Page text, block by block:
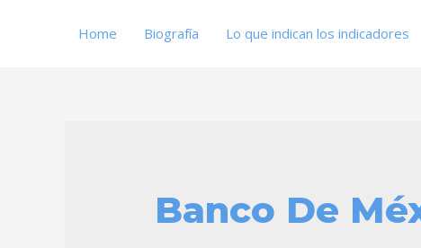
Home Biografía Lo que indican los indicadores
Banco De